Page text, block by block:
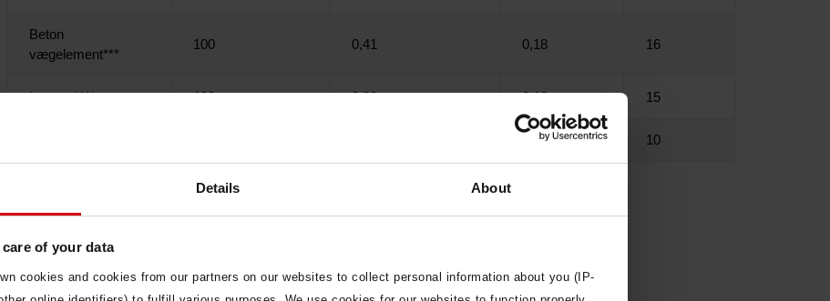
Details About
of your data
cookies and cookies from our partners on our websites to collect personal information about you (IP-
Beton
vægelement***
100 0,41 0,18 16
Letvæg**** 100 0,39 0,18 15
0,17 10
*Isolering i hulmuren λ 40.
***150 mm bagplade - 100 mm λ 39 - 50 mm forplade (1800 kg/m
****Stolper pr. 600 mm - træprocent 7,5 - eksisterende iso λ 39 - gammel beklædning + vindspærre fjernes.